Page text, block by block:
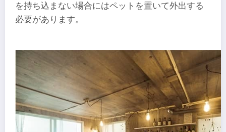
を持ち込まない場合にはペットを置いて外出する
必要があります。